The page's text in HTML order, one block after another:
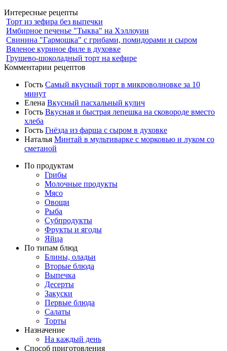
Интересные рецепты
Торт из зефира без выпечки
Имбирное печенье "Тыква" на Хэллоуин
Свинина "Гармошка" с грибами, помидорами и сыром
Вяленое куриное филе в духовке
Грушево-шоколадный торт на кефире
Комментарии рецептов
Гость Самый вкусный торт в микроволновке за 10
минут
Елена Вкусный пасхальный кулич
Гость Вкусная и быстрая лепешка на сковороде вместо
хлеба
Гость Гнёзда из фарша с сыром в духовке
Наталья Минтай в мультиварке с морковью и луком со
сметаной
По продуктам
Грибы
Молочные продукты
Мясо
Овощи
Рыба
Субпродукты
Фрукты и ягоды
Яйца
По типам блюд
Блины, оладьи
Вторые блюда
Выпечка
Десерты
Закуски
Первые блюда
Салаты
Торты
Назначение
На каждый день
Способ приготовления